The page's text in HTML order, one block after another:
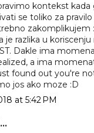
kontekst
se toliko za
zakomplikujem
je razlika u koriscenju
Dakle ima
a ima
found out you're
jos ako moze :D
at 5:42 PM